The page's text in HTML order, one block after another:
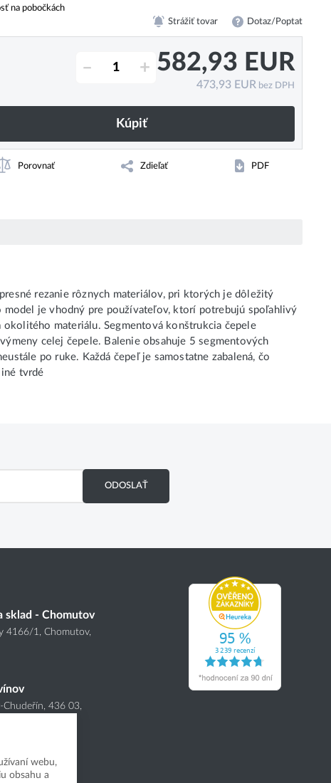
na pobočkách
Strážiť tovar Dotaz/Poptat
– + 582,93 EUR
473,93 EUR bez DPH
Kúpiť
Porovnať Zdieľať PDF
rezanie rôznych materiálov, pri ktorých je dôležitý
model je vhodný pre používateľov, ktorí potrebujú spoľahlivý
materiálu. Segmentová konštrukcia čepele
celej čepele. Balenie obsahuje 5 segmentových
po ruke. Každá čepeľ je samostatne zabalená, čo
tvrdé
ODOSLAŤ
sklad - Chomutov
4166/1, Chomutov,
Chudeřín, 436 03,
webu,
obsahu a